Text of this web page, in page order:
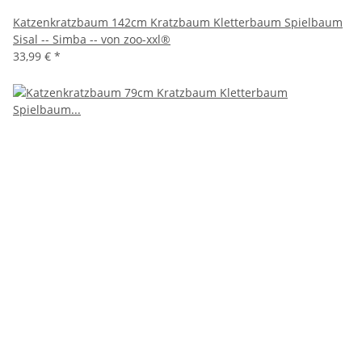
Katzenkratzbaum 142cm Kratzbaum Kletterbaum Spielbaum
Sisal -- Simba -- von zoo-xxl®
33,99 € *